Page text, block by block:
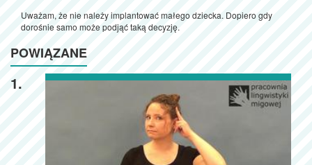
Uważam, że nie należy implantować małego dziecka. Dopiero gdy
dorośnie samo może podjąć taką decyzję.
POWIĄZANE
1.